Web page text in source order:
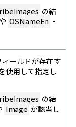
の結
や OSNameEn ・
ールドが存在す
使用して指定し
の結
Image が該当し